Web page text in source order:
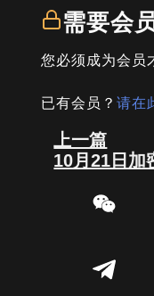
需要会
您必须成为会员
已有会员？ 请在
Prev
上一篇